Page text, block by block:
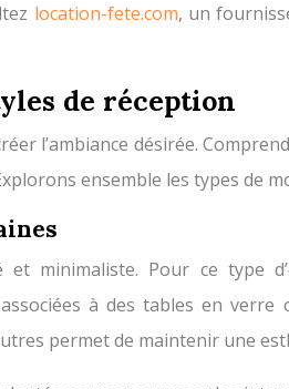
location-fete.com, un
de réception
l’ambiance désirée.
ensemble les types de
minimaliste. Pour ce type
à des tables en
permet de maintenir une